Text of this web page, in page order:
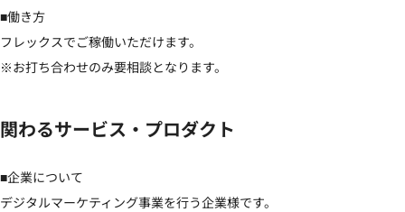
■働き方
フレックスでご稼働いただけます。
※お打ち合わせのみ要相談となります。
関わるサービス・プロダクト
■企業について
デジタルマーケティング事業を行う企業様です。